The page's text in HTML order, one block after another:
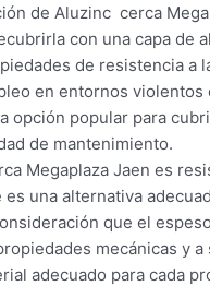
de Aluzinc cerca
con una capa de
de resistencia
en entornos
opción popular para
de mantenimiento.
Megaplaza Jaen es
una alternativa
que el
mecánicas y
adecuado para cada